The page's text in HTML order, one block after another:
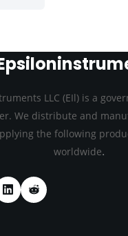
LLC (EIl) is a
We distribute and
the following
worldwide.